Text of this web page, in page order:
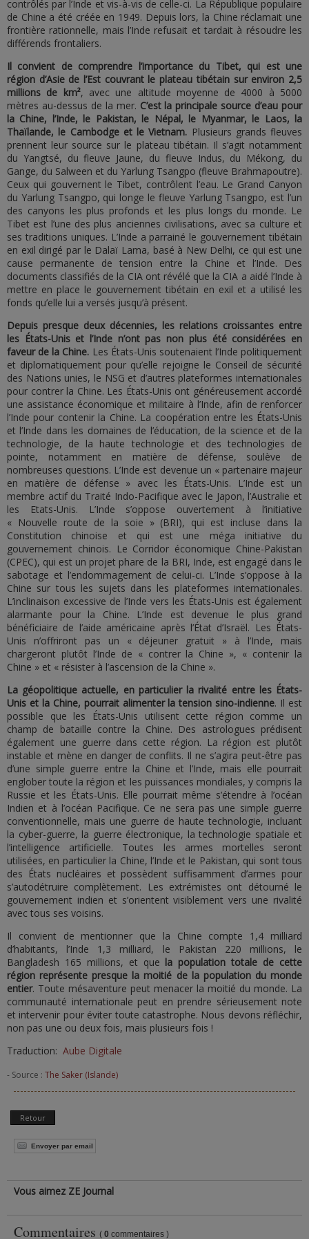
contrôlés par l’Inde et vis-à-vis de celle-ci. La République populaire
de Chine a été créée en 1949. Depuis lors, la Chine réclamait une
frontière rationnelle, mais l’Inde refusait et tardait à résoudre les
différends frontaliers.
Il convient de comprendre l’importance du Tibet, qui est une
région d’Asie de l’Est couvrant le plateau tibétain sur environ 2,5
millions de km², avec une altitude moyenne de 4000 à 5000
mètres au-dessus de la mer. C’est la principale source d’eau pour
la Chine, l’Inde, le Pakistan, le Népal, le Myanmar, le Laos, la
Thaïlande, le Cambodge et le Vietnam. Plusieurs grands fleuves
prennent leur source sur le plateau tibétain. Il s’agit notamment
du Yangtsé, du fleuve Jaune, du fleuve Indus, du Mékong, du
Gange, du Salween et du Yarlung Tsangpo (fleuve Brahmapoutre).
Ceux qui gouvernent le Tibet, contrôlent l’eau. Le Grand Canyon
du Yarlung Tsangpo, qui longe le fleuve Yarlung Tsangpo, est l’un
des canyons les plus profonds et les plus longs du monde. Le
Tibet est l’une des plus anciennes civilisations, avec sa culture et
ses traditions uniques. L’Inde a parrainé le gouvernement tibétain
en exil dirigé par le Dalaï Lama, basé à New Delhi, ce qui est une
cause permanente de tension entre la Chine et l’Inde. Des
documents classifiés de la CIA ont révélé que la CIA a aidé l’Inde à
mettre en place le gouvernement tibétain en exil et a utilisé les
fonds qu’elle lui a versés jusqu’à présent.
Depuis presque deux décennies, les relations croissantes entre
les États-Unis et l’Inde n’ont pas non plus été considérées en
faveur de la Chine. Les États-Unis soutenaient l’Inde politiquement
et diplomatiquement pour qu’elle rejoigne le Conseil de sécurité
des Nations unies, le NSG et d’autres plateformes internationales
pour contrer la Chine. Les États-Unis ont généreusement accordé
une assistance économique et militaire à l’Inde, afin de renforcer
l’Inde pour contenir la Chine. La coopération entre les États-Unis
et l’Inde dans les domaines de l’éducation, de la science et de la
technologie, de la haute technologie et des technologies de
pointe, notamment en matière de défense, soulève de
nombreuses questions. L’Inde est devenue un « partenaire majeur
en matière de défense » avec les États-Unis. L’Inde est un
membre actif du Traité Indo-Pacifique avec le Japon, l’Australie et
les Etats-Unis. L’Inde s’oppose ouvertement à l’initiative
« Nouvelle route de la soie » (BRI), qui est incluse dans la
Constitution chinoise et qui est une méga initiative du
gouvernement chinois. Le Corridor économique Chine-Pakistan
(CPEC), qui est un projet phare de la BRI, Inde, est engagé dans le
sabotage et l’endommagement de celui-ci. L’Inde s’oppose à la
Chine sur tous les sujets dans les plateformes internationales.
L’inclinaison excessive de l’Inde vers les États-Unis est également
alarmante pour la Chine. L’Inde est devenue le plus grand
bénéficiaire de l’aide américaine après l’État d’Israël. Les États-
Unis n’offriront pas un « déjeuner gratuit » à l’Inde, mais
chargeront plutôt l’Inde de « contrer la Chine », « contenir la
Chine » et « résister à l’ascension de la Chine ».
La géopolitique actuelle, en particulier la rivalité entre les États-
Unis et la Chine, pourrait alimenter la tension sino-indienne. Il est
possible que les États-Unis utilisent cette région comme un
champ de bataille contre la Chine. Des astrologues prédisent
également une guerre dans cette région. La région est plutôt
instable et mène en danger de conflits. Il ne s’agira peut-être pas
d’une simple guerre entre la Chine et l’Inde, mais elle pourrait
englober toute la région et les puissances mondiales, y compris la
Russie et les États-Unis. Elle pourrait même s’étendre à l’océan
Indien et à l’océan Pacifique. Ce ne sera pas une simple guerre
conventionnelle, mais une guerre de haute technologie, incluant
la cyber-guerre, la guerre électronique, la technologie spatiale et
l’intelligence artificielle. Toutes les armes mortelles seront
utilisées, en particulier la Chine, l’Inde et le Pakistan, qui sont tous
des États nucléaires et possèdent suffisamment d’armes pour
s’autodétruire complètement. Les extrémistes ont détourné le
gouvernement indien et s’orientent visiblement vers une rivalité
avec tous ses voisins.
Il convient de mentionner que la Chine compte 1,4 milliard
d’habitants, l’Inde 1,3 milliard, le Pakistan 220 millions, le
Bangladesh 165 millions, et que la population totale de cette
région représente presque la moitié de la population du monde
entier. Toute mésaventure peut menacer la moitié du monde. La
communauté internationale peut en prendre sérieusement note
et intervenir pour éviter toute catastrophe. Nous devons réfléchir,
non pas une ou deux fois, mais plusieurs fois !
Traduction: Aube Digitale
- Source : The Saker (Islande)
Retour
Envoyer par email
Vous aimez ZE Journal
Commentaires ( 0 commentaires )